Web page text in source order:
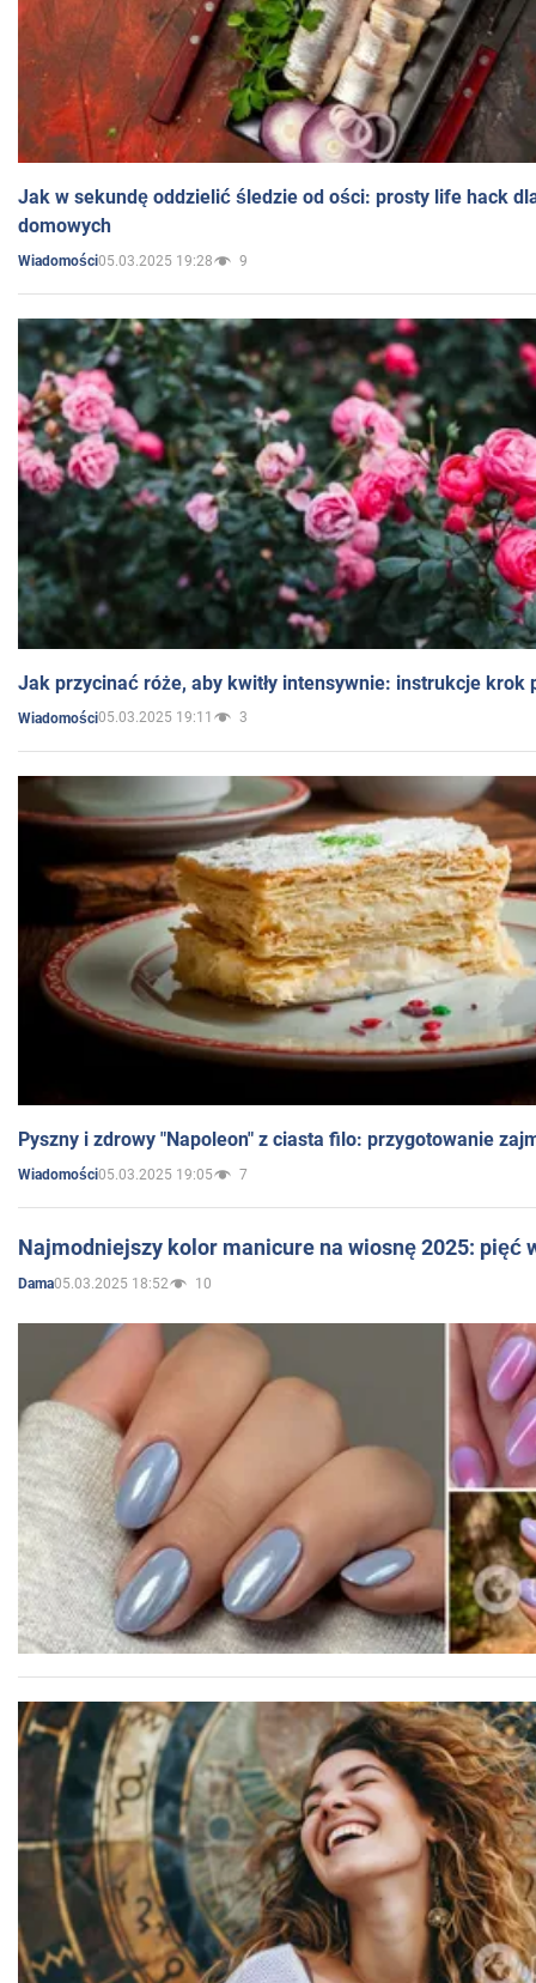
Jak w sekundę oddzielić śledzie od ości: prosty life hack
domowych
Wiadomości05.03.2025 19:28 9
Jak przycinać róże, aby kwitły intensywnie: instrukcje krok
Wiadomości05.03.2025 19:11 3
Pyszny i zdrowy "Napoleon" z ciasta filo: przygotowanie
Wiadomości05.03.2025 19:05 7
Najmodniejszy kolor manicure na wiosnę 2025: pięć
Dama05.03.2025 18:52 10